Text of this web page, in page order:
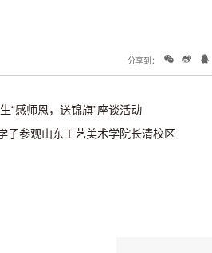
分享到：
“感师恩，送锦旗”座谈活动
参观山东工艺美术学院长清校区